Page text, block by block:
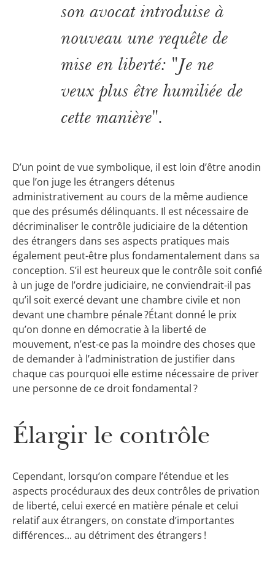
son avocat introduise à
nouveau une requête de
mise en liberté: "Je ne
veux plus être humiliée de
cette manière".
D’un point de vue symbolique, il est loin d’être anodin
que l’on juge les étrangers détenus
administrativement au cours de la même audience
que des présumés délinquants. Il est nécessaire de
décriminaliser le contrôle judiciaire de la détention
des étrangers dans ses aspects pratiques mais
également peut-être plus fondamentalement dans sa
conception. S’il est heureux que le contrôle soit confié
à un juge de l’ordre judiciaire, ne conviendrait-il pas
qu’il soit exercé devant une chambre civile et non
devant une chambre pénale ?Étant donné le prix
qu’on donne en démocratie à la liberté de
mouvement, n’est-ce pas la moindre des choses que
de demander à l’administration de justifier dans
chaque cas pourquoi elle estime nécessaire de priver
une personne de ce droit fondamental ?
Élargir le contrôle
Cependant, lorsqu’on compare l’étendue et les
aspects procéduraux des deux contrôles de privation
de liberté, celui exercé en matière pénale et celui
relatif aux étrangers, on constate d’importantes
différences... au détriment des étrangers !